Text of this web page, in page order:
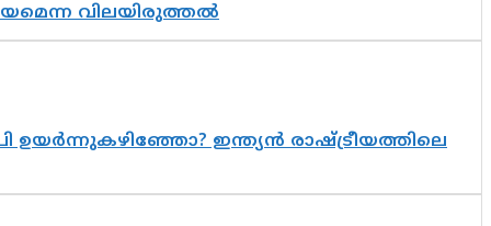
വിലയിരുത്തൽ
ഉയർന്നുകഴിഞ്ഞോ? ഇന്ത്യൻ രാഷ്ട്രീയത്തിലെ